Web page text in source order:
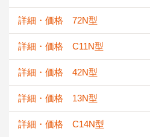
詳細・価格 72N型
詳細・価格 C11N型
詳細・価格 42N型
詳細・価格 13N型
詳細・価格 C14N型